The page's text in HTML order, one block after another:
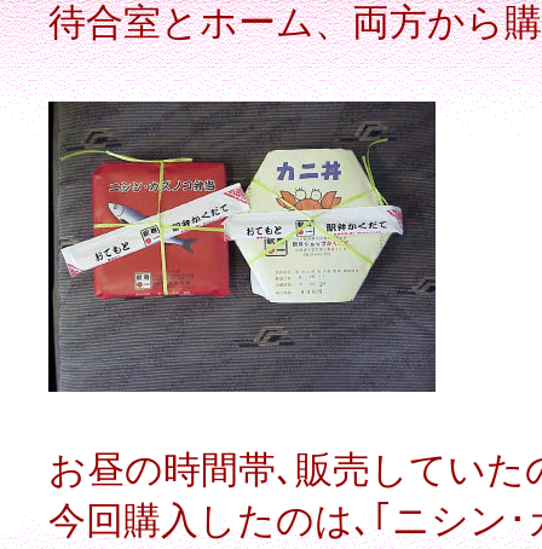
待合室とホーム、両方から
お昼の時間帯､販売していた
今回購入したのは､｢ニシン